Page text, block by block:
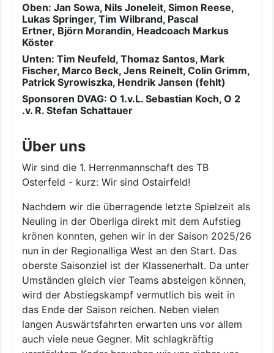
Oben: Jan Sowa, Nils Joneleit, Simon Reese,
Lukas Springer, Tim Wilbrand, Pascal
Ertner, Björn Morandin, Headcoach Markus
Köster
Unten: Tim Neufeld, Thomaz Santos, Mark
Fischer, Marco Beck, Jens Reinelt, Colin Grimm,
Patrick Syrowiszka, Hendrik Jansen (fehlt)
Sponsoren DVAG: O 1.v.L. Sebastian Koch, O 2
.v. R. Stefan Schattauer
Über uns
Wir sind die 1. Herrenmannschaft des TB
Osterfeld - kurz: Wir sind Ostairfeld!
Nachdem wir die überragende letzte Spielzeit als
Neuling in der Oberliga direkt mit dem Aufstieg
krönen konnten, gehen wir in der Saison 2025/26
nun in der Regionalliga West an den Start. Das
oberste Saisonziel ist der Klassenerhalt. Da unter
Umständen gleich vier Teams absteigen können,
wird der Abstiegskampf vermutlich bis weit in
das Ende der Saison reichen. Neben vielen
langen Auswärtsfahrten erwarten uns vor allem
auch viele neue Gegner. Mit schlagkräftig